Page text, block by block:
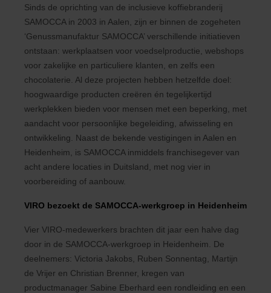
Sinds de oprichting van de inclusieve koffiebranderij
SAMOCCA in 2003 in Aalen, zijn er binnen de zogeheten
‘Genussmanufaktur SAMOCCA’ verschillende initiatieven
ontstaan: werkplaatsen voor voedselproductie, webshops
voor zakelijke en particuliere klanten, en zelfs een
chocolaterie. Al deze projecten hebben hetzelfde doel:
hoogwaardige producten creëren én tegelijkertijd
werkplekken bieden voor mensen met een beperking, met
aandacht voor persoonlijke begeleiding, afwisseling en
ontwikkeling. Naast de bekende vestigingen in Aalen en
Heidenheim, is SAMOCCA inmiddels franchisegever van
acht andere locaties in Duitsland, met nog vier in
voorbereiding of aanbouw.
VIRO bezoekt de SAMOCCA-werkgroep in Heidenheim
Vier VIRO-medewerkers brachten dit jaar een halve dag
door in de SAMOCCA-werkgroep in Heidenheim. De
deelnemers: Victoria Jakobs, Ruben Sonnentag, Martijn
de Vrijer en Christian Brenner, kregen van
productmanager Sabine Eberhard een rondleiding en een